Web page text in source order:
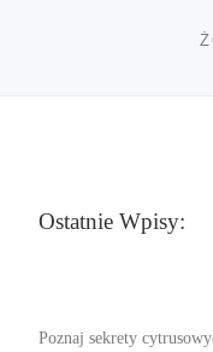
Ostatnie Wpisy:
Poznaj sekrety